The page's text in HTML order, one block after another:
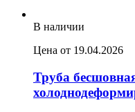
В наличии
Цена от 19.04.2026
Труба